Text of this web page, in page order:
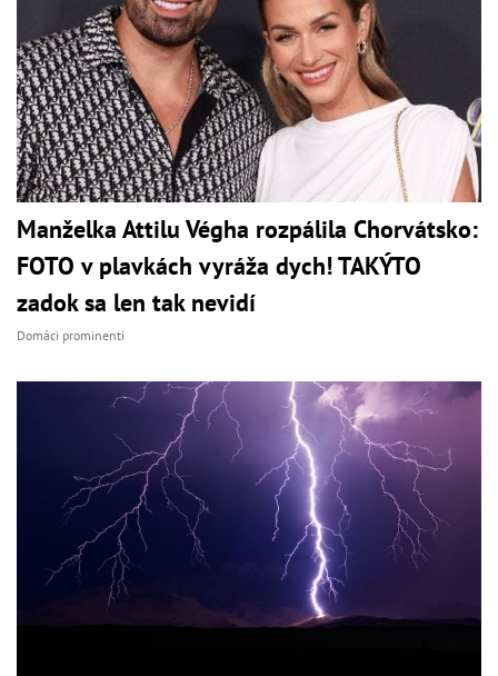
Manželka Attilu Végha rozpálila Chorvátsko:
FOTO v plavkách vyráža dych! TAKÝTO
zadok sa len tak nevidí
Domáci prominenti